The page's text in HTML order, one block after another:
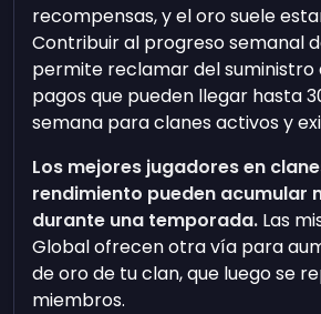
recompensas, y el oro suele
Contribuir al progreso semanal
permite reclamar del suministro
pagos que pueden llegar hasta
semana para clanes activos y
Los mejores jugadores en
rendimiento pueden acumular
durante una temporada. Las
Global ofrecen otra vía para
de oro de tu clan, que luego se
miembros.